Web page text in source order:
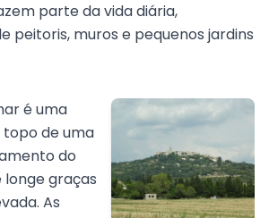
parte da vida diária,
peitoris, muros e pequenos jardins
é uma
topo de uma
do
longe graças
As